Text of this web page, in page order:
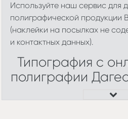
Используйте наш сервис для
полиграфической продукции
(наклейки на посылках не
и контактных данных).
Типография с
полиграфии